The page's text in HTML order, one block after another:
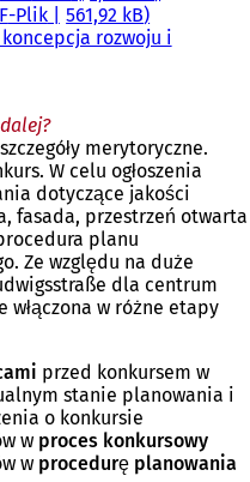
-Plik
561,92 kB
rozwoju i
merytoryczne.
W celu ogłoszenia
dotyczące jakości
fasada, przestrzeń otwarta
planu
Ze względu na duże
dla centrum
w różne etapy
przed konkursem w
stanie planowania i
o konkursie
w proces konkursowy
w procedurę planowania